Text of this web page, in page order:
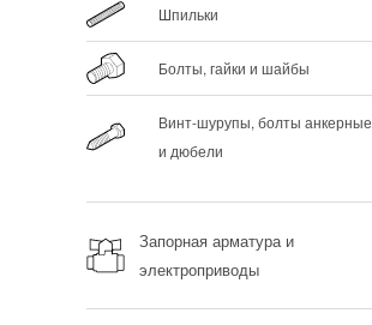
Шпильки
Болты, гайки и шайбы
Винт-шурупы, болты анкерные
и дюбели
Запорная арматура и
электроприводы